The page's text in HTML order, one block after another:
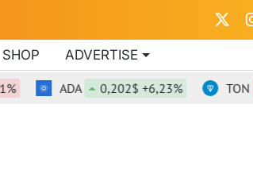
SHOP ADVERTISE
ADA 0,202$ +6,23% TON